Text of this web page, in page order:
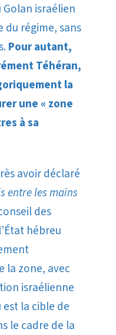
israélien
du régime, sans
Pour autant,
Téhéran,
la
une « zone
à sa
avoir déclaré
entre les mains
des
hébreu
la zone, avec
israélienne
est la cible de
le cadre de la